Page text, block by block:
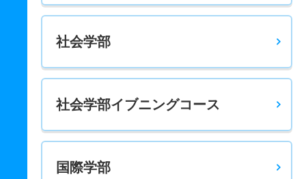
6人 5.70倍
栄養科学科 一般 後期３教科均等英数理
6人 5倍 － 7人
6人 5倍 － 6人 5人 1人 －
栄養科学科 一般 後期３最高得点英数理
社会学部
社会学部イブニングコース
国際学部